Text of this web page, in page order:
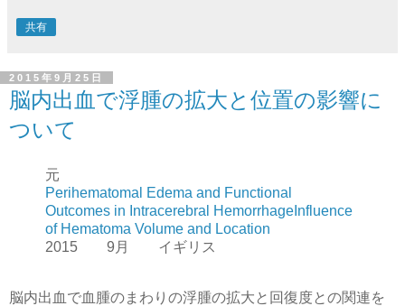
共有
2015年9月25日
脳内出血で浮腫の拡大と位置の影響に
ついて
元
Perihematomal Edema and Functional
Outcomes in Intracerebral HemorrhageInfluence
of Hematoma Volume and Location
2015 9月 イギリス
脳内出血で血腫のまわりの浮腫の拡大と回復度との関連を